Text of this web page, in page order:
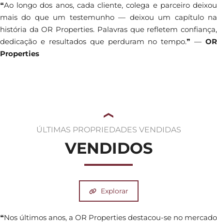
❝Ao longo dos anos, cada cliente, colega e parceiro deixou
mais do que um testemunho — deixou um capítulo na
história da OR Properties. Palavras que refletem confiança,
dedicação e resultados que perduram no tempo.❞ — OR
Properties
ÚLTIMAS PROPRIEDADES VENDIDAS
VENDIDOS
Explorar
❝Nos últimos anos, a OR Properties destacou-se no mercado